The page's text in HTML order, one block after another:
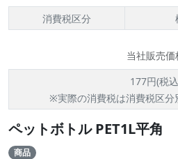
消費税区分
当社販売価
177円(税
※実際の消費税は消費税区分
ペットボトル PET1L平角
商品